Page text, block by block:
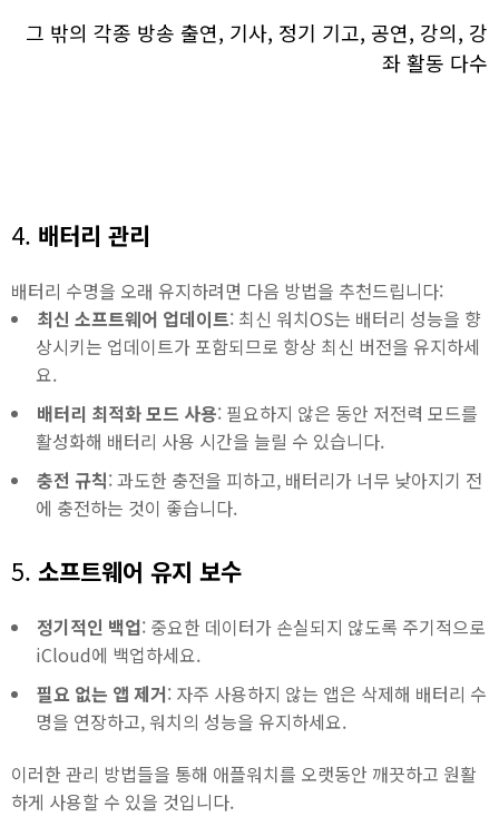
그 밖의 각종 방송 출연, 기사, 정기 기고, 공연, 강의, 강
좌 활동 다수
4. 배터리 관리
배터리 수명을 오래 유지하려면 다음 방법을 추천드립니다:
최신 소프트웨어 업데이트: 최신 워치OS는 배터리 성능을 향
상시키는 업데이트가 포함되므로 항상 최신 버전을 유지하세
요.
배터리 최적화 모드 사용: 필요하지 않은 동안 저전력 모드를
활성화해 배터리 사용 시간을 늘릴 수 있습니다.
충전 규칙: 과도한 충전을 피하고, 배터리가 너무 낮아지기 전
에 충전하는 것이 좋습니다.
5. 소프트웨어 유지 보수
정기적인 백업: 중요한 데이터가 손실되지 않도록 주기적으로
iCloud에 백업하세요.
필요 없는 앱 제거: 자주 사용하지 않는 앱은 삭제해 배터리 수
명을 연장하고, 워치의 성능을 유지하세요.
이러한 관리 방법들을 통해 애플워치를 오랫동안 깨끗하고 원활
하게 사용할 수 있을 것입니다.